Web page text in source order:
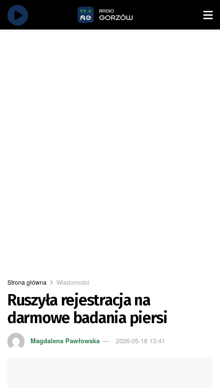
Strona główna Wiadomości
Ruszyła rejestracja na
darmowe badania piersi
Magdalena Pawłowska 2026-05-18 13:41